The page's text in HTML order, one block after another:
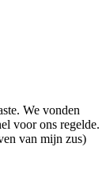
We vonden
voor ons regelde.
van mijn zus)